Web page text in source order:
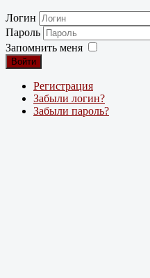
Логин
Пароль
Запомнить меня
Войти
Регистрация
Забыли логин?
Забыли пароль?